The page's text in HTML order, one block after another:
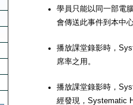
學員只能以同一部電
會傳送此事件到本中
播放課堂錄影時，
席率之用。
播放課堂錄影時，
經發現，Systematic